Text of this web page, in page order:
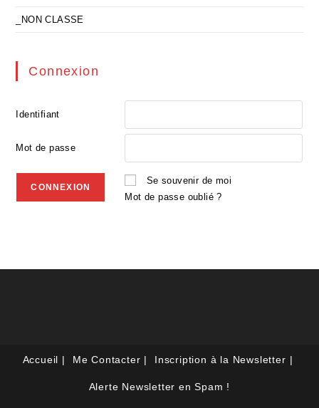
_NON CLASSE
Connexion
Identifiant
Mot de passe
Se souvenir de moi
Mot de passe oublié ?
Accueil Me Contacter Inscription à la Newsletter
Alerte Newsletter en Spam !